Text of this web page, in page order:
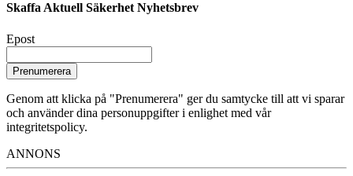
Skaffa Aktuell Säkerhet Nyhetsbrev
Epost
Prenumerera
Genom att klicka på "Prenumerera" ger du samtycke till att vi sparar
och använder dina personuppgifter i enlighet med vår
integritetspolicy.
ANNONS